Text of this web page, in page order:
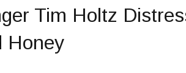
Tim Holtz
Honey